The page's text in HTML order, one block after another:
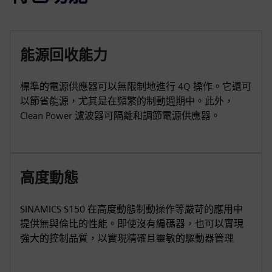
能源回收能力
標準的電源供應器可以無限制地進行 4Q 操作。它還可
以節省能源，尤其是在頻繁的制動週期中。此外，
Clean Power 濾波器可隔離和調節電源供應器。
高度動態
SINAMICS S150 在高度動態制動操作等嚴苛的應用中
提供無與倫比的性能。即使沒有編碼器，也可以實現
強大的控制品質，以實現精確且靈敏的驅動器管理